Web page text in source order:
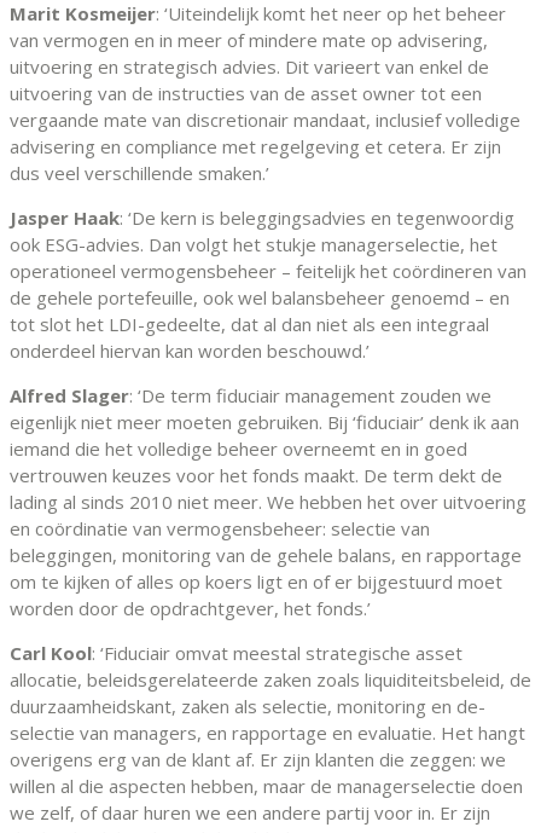
Marit Kosmeijer: ‘Uiteindelijk komt het neer op het beheer
van vermogen en in meer of mindere mate op advisering,
uitvoering en strategisch advies. Dit varieert van enkel de
uitvoering van de instructies van de asset owner tot een
vergaande mate van discretionair mandaat, inclusief volledige
advisering en compliance met regelgeving et cetera. Er zijn
dus veel verschillende smaken.’
Jasper Haak: ‘De kern is beleggingsadvies en tegenwoordig
ook ESG-advies. Dan volgt het stukje managerselectie, het
operationeel vermogensbeheer – feitelijk het coördineren van
de gehele portefeuille, ook wel balansbeheer genoemd – en
tot slot het LDI-gedeelte, dat al dan niet als een integraal
onderdeel hiervan kan worden beschouwd.’
Alfred Slager: ‘De term fiduciair management zouden we
eigenlijk niet meer moeten gebruiken. Bij ‘fiduciair’ denk ik aan
iemand die het volledige beheer overneemt en in goed
vertrouwen keuzes voor het fonds maakt. De term dekt de
lading al sinds 2010 niet meer. We hebben het over uitvoering
en coördinatie van vermogensbeheer: selectie van
beleggingen, monitoring van de gehele balans, en rapportage
om te kijken of alles op koers ligt en of er bijgestuurd moet
worden door de opdrachtgever, het fonds.’
Carl Kool: ‘Fiduciair omvat meestal strategische asset
allocatie, beleidsgerelateerde zaken zoals liquiditeitsbeleid, de
duurzaamheidskant, zaken als selectie, monitoring en de-
selectie van managers, en rapportage en evaluatie. Het hangt
overigens erg van de klant af. Er zijn klanten die zeggen: we
willen al die aspecten hebben, maar de managerselectie doen
we zelf, of daar huren we een andere partij voor in. Er zijn